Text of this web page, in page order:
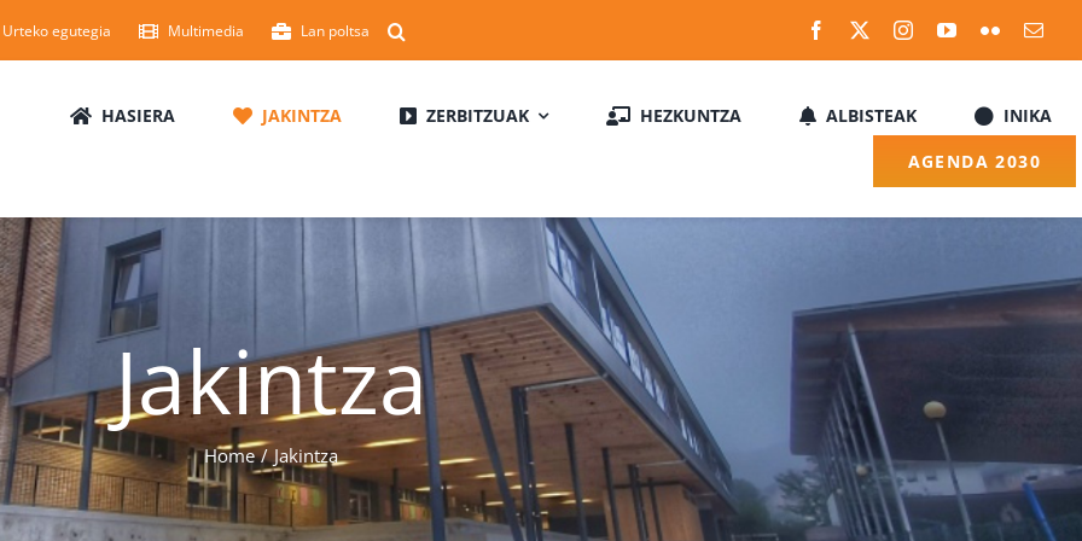
Urteko egutegia Multimedia Lan poltsa
HASIERA JAKINTZA ZERBITZUAK HEZKUNTZA ALBISTEAK
INIKA
AGENDA 2030
Jakintza
Home Jakintza